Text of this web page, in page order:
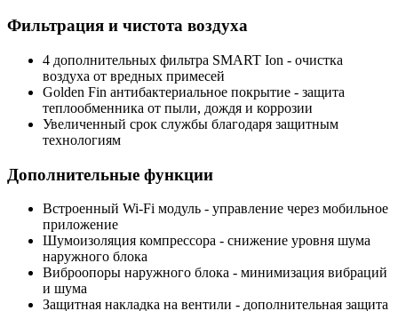
Фильтрация и чистота воздуха
4 дополнительных фильтра SMART Ion - очистка
воздуха от вредных примесей
Golden Fin антибактериальное покрытие - защита
теплообменника от пыли, дождя и коррозии
Увеличенный срок службы благодаря защитным
технологиям
Дополнительные функции
Встроенный Wi-Fi модуль - управление через мобильное
приложение
Шумоизоляция компрессора - снижение уровня шума
наружного блока
Виброопоры наружного блока - минимизация вибраций
и шума
Защитная накладка на вентили - дополнительная защита